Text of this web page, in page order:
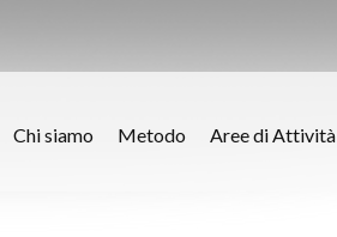
Chi siamo Metodo Aree di Attività